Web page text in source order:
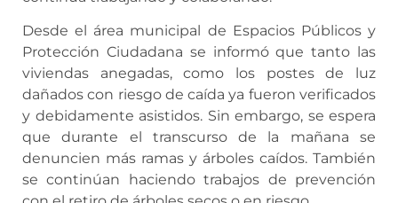
Desde el área municipal de Espacios Públicos y
Protección Ciudadana se informó que tanto las
viviendas anegadas, como los postes de luz
dañados con riesgo de caída ya fueron verificados
y debidamente asistidos. Sin embargo, se espera
que durante el transcurso de la mañana se
denuncien más ramas y árboles caídos. También
se continúan haciendo trabajos de prevención